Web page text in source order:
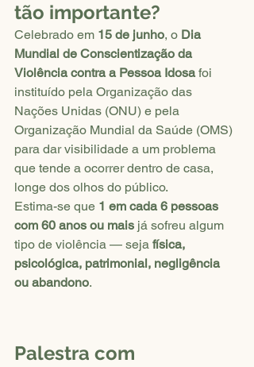
tão importante?
Celebrado em 15 de junho, o Dia
Mundial de Conscientização da
Violência contra a Pessoa Idosa foi
instituído pela Organização das
Nações Unidas (ONU) e pela
Organização Mundial da Saúde (OMS)
para dar visibilidade a um problema
que tende a ocorrer dentro de casa,
longe dos olhos do público.
Estima-se que 1 em cada 6 pessoas
com 60 anos ou mais já sofreu algum
tipo de violência — seja física,
psicológica, patrimonial, negligência
ou abandono.
Palestra com